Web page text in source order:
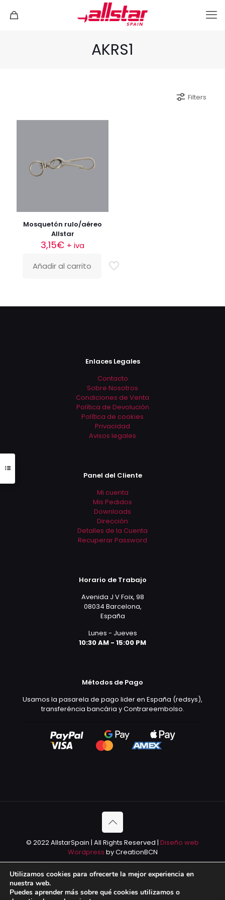
AKRS1
Filters
Mosquetón rulo/aéreo
Allstar
3,15€ + iva
Añadir al carrito
Enlaces Legales
Contacto
Sobre Nosotros
Condiciones de Venta
Política de Devolución
Política de cookies
Privacidad
Avisos legales
Panel del Cliente
Mi cuenta
Mis Pedidos
Downloads
Dirección
Detalles de la Cuenta
Recuperar Password
Horario de Trabajo
Avenida J V Foix, 98
08034 Barcelona,
España
Lunes - Jueves
10:30 AM - 15:00 PM
Métodos de Pago
Usamos la pasarela de pago lider en España (redsys),
transferéncia bancária y Contrareembolso.
© 2022 AllstarSpain | All Rights Reserved | Diseño web
Wordpress by CreationBCN
Utilizamos cookies para ofrecerte la mejor experiencia en
nuestra web.
Puedes aprender más sobre qué cookies utilizamos o